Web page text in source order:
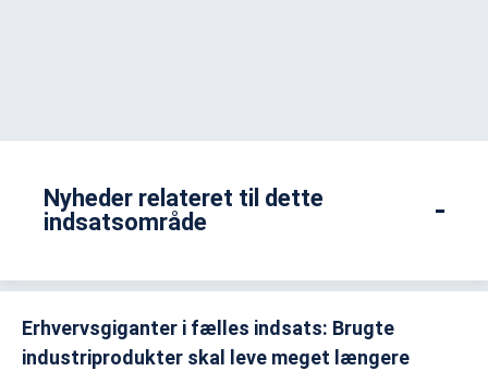
Nyheder relateret til dette
indsatsområde
Erhvervsgiganter i fælles indsats: Brugte
industriprodukter skal leve meget længere